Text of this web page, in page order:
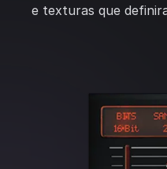
e texturas que